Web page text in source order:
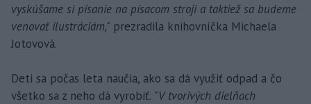
vyskúšame si písanie na písacom stroji a taktiež sa budeme
venovať ilustráciám," prezradila knihovníčka Michaela
Jotovová.
Deti sa počas leta naučia, ako sa dá využiť odpad a čo
všetko sa z neho dá vyrobiť. "V tvorivých dielňach